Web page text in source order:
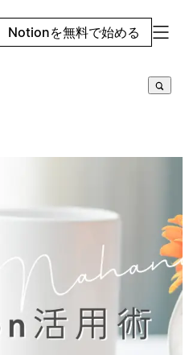
Notionを無料で始める